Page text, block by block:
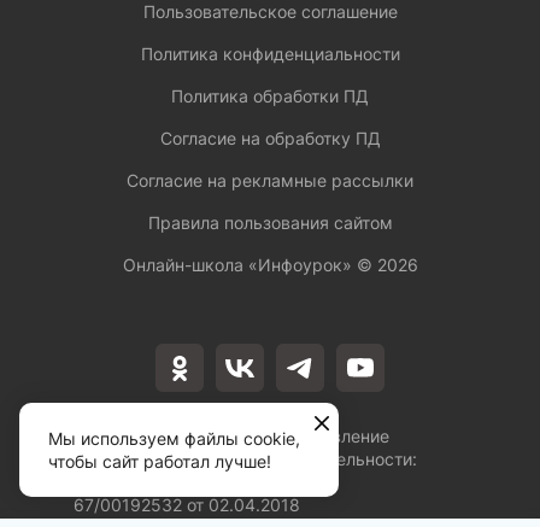
Лицензия на осуществление
образовательной деятельности:
67/00192532 от 02.04.2018
Пользовательское соглашение
Политика конфиденциальности
Политика обработки ПД
Согласие на обработку ПД
Согласие на рекламные рассылки
Правила пользования сайтом
Онлайн-школа «Инфоурок» © 2026
Мы используем файлы cookie,
чтобы сайт работал лучше!